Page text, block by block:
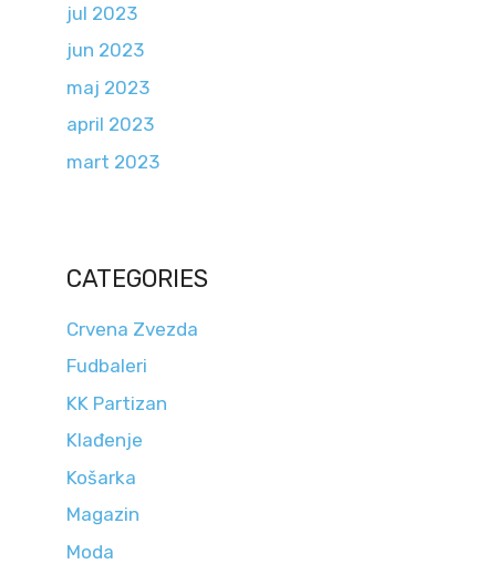
jul 2023
jun 2023
maj 2023
april 2023
mart 2023
CATEGORIES
Crvena Zvezda
Fudbaleri
KK Partizan
Klađenje
Košarka
Magazin
Moda